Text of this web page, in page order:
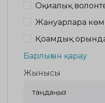
Оқиғалық
Жануарларға
Қоғамдық
Барлығын қарау
Жынысы
таңдаңыз